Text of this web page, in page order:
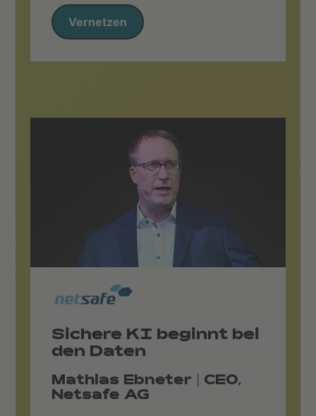
Vernetzen
Sichere KI beginnt bei
den Daten
Mathias Ebneter | CEO,
Netsafe AG